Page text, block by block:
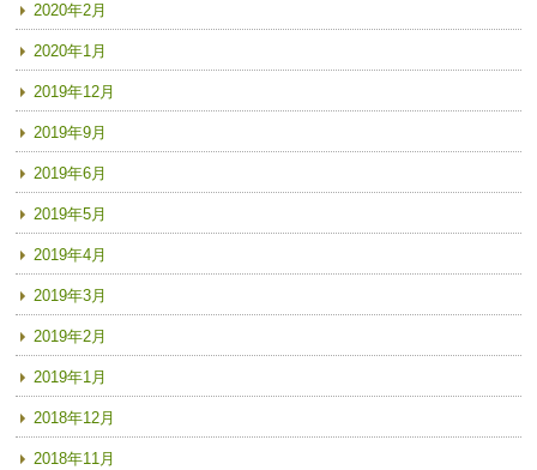
2020年2月
2020年1月
2019年12月
2019年9月
2019年6月
2019年5月
2019年4月
2019年3月
2019年2月
2019年1月
2018年12月
2018年11月